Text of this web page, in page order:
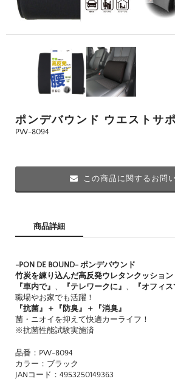
ポンデバウンド ウエストサ
PW-8094
この商品に関するお問
商品詳細
-PON DE BOUND- ポンデバウンド
竹炭を練り込んだ高反発ウレタンクッション
『車内で』 、 『テレワークに』 、
『オフィス
職場やお家でも活躍！
『抗菌』＋『防臭』＋『消臭』
菌・ニオイを抑えて快適カーライフ！
※抗菌性能試験実施済
品番：PW-8094
カラー：ブラック
JANコード：4953250149363